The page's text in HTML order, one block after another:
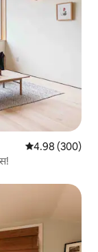
औसत रेटिंग 5 में से
4.98 (300)